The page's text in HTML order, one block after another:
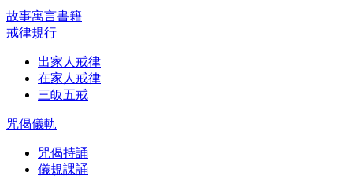
故事寓言書籍
戒律規行
出家人戒律
在家人戒律
三皈五戒
咒偈儀軌
咒偈持誦
儀規課誦